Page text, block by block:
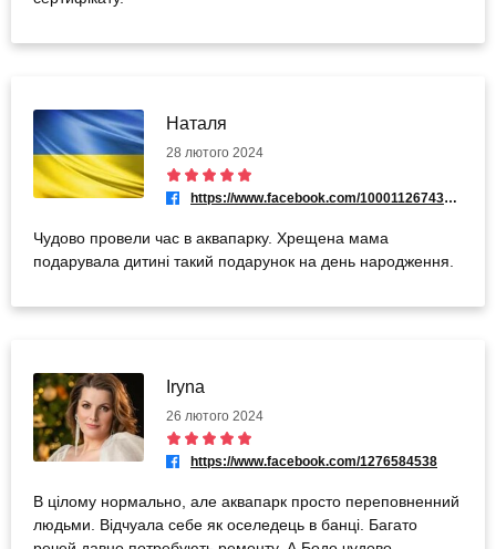
Наталя
28 лютого 2024
https://www.facebook.com/100011267438017
Чудово провели час в аквапарку. Хрещена мама
подарувала дитині такий подарунок на день народження.
Iryna
26 лютого 2024
https://www.facebook.com/1276584538
В цілому нормально, але аквапарк просто переповненний
людьми. Відчуала себе як оселедець в банці. Багато